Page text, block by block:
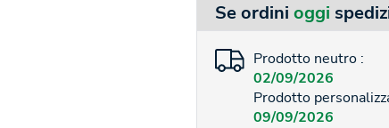
Se ordini oggi
Prodotto neutro :
02/09/2026
Prodotto
09/09/2026